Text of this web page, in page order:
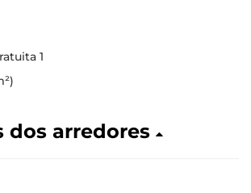
1
dos arredores